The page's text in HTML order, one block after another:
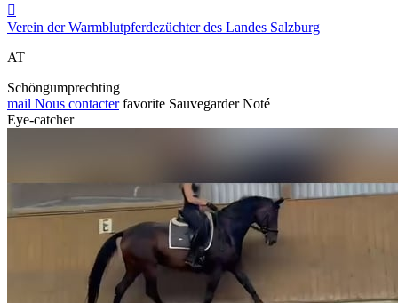

Verein der Warmblutpferdezüchter des Landes Salzburg
AT
Schöngumprechting
mail Nous contacter favorite Sauvegarder Noté
Eye-catcher